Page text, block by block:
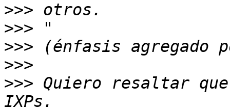
>>>
>>>
>>>
>>>
>>> Quiero resaltar